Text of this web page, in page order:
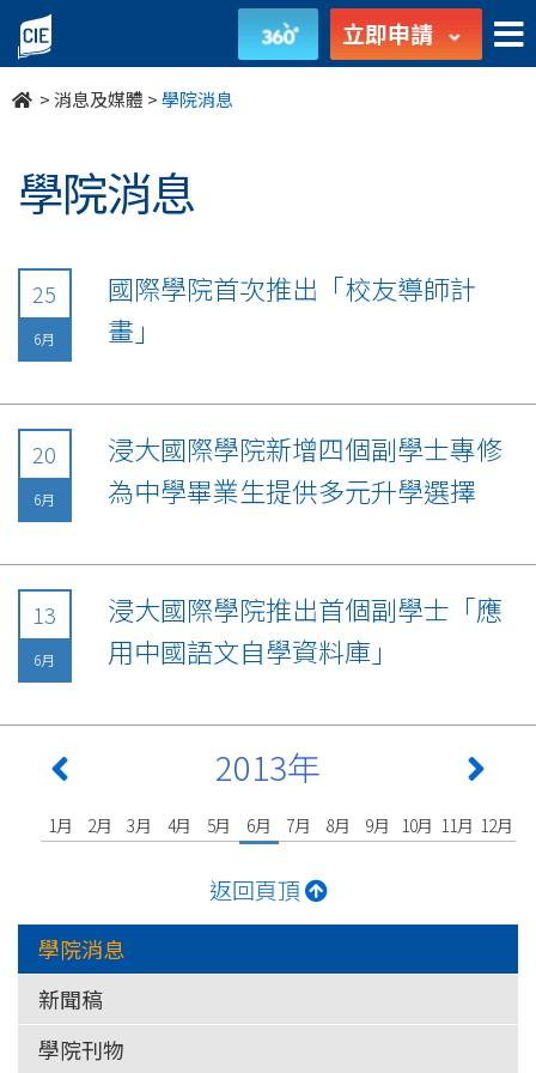
undefined 立即申請
>消息及媒體 >學院消息
學院消息
25
6月
國際學院首次推出「校友導師計
畫」
20
6月
浸大國際學院新增四個副學士專修
為中學畢業生提供多元升學選擇
13
6月
浸大國際學院推出首個副學士「應
用中國語文自學資料庫」
2013年
1月 2月 3月 4月 5月 6月 7月 8月 9月 10月 11月 12月
返回頁頂
學院消息
新聞稿
學院刊物